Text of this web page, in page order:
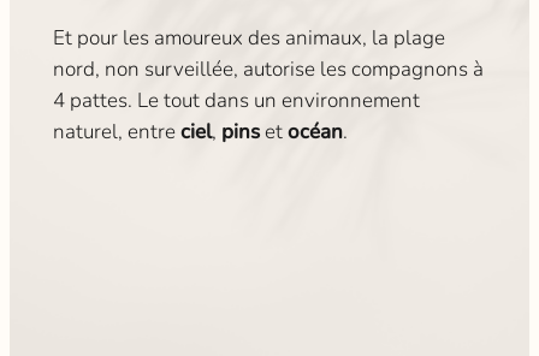
Et pour les amoureux des animaux, la plage
nord, non surveillée, autorise les compagnons à
4 pattes. Le tout dans un environnement
naturel, entreciel, pinsetocéan.